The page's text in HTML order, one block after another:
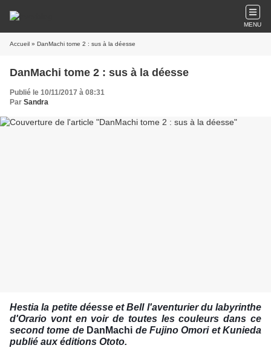
MENU
Accueil » DanMachi tome 2 : sus à la déesse
DanMachi tome 2 : sus à la déesse
Publié le 10/11/2017 à 08:31
Par Sandra
Hestia la petite déesse et Bell l'aventurier du labyrinthe
d'Orario vont en voir de toutes les couleurs dans ce
second tome deDanMachi de Fujino Omori et Kunieda
publié aux éditions Ototo.